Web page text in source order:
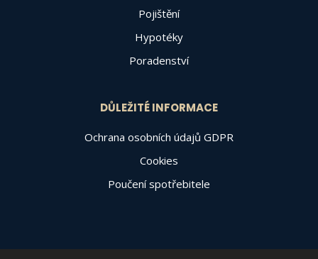
Pojištění
Hypotéky
Poradenství
DŮLEŽITÉ INFORMACE
Ochrana osobních údajů GDPR
Cookies
Poučení spotřebitele